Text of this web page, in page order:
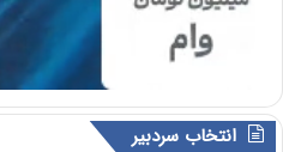
انتخاب سردبیر